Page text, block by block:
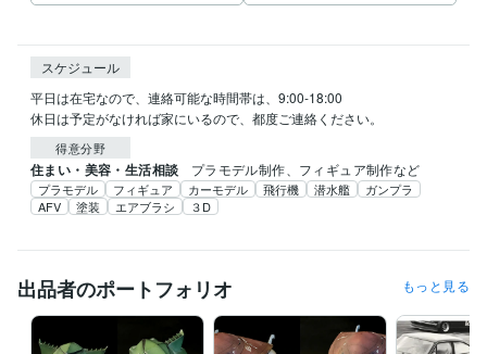
スケジュール
平日は在宅なので、連絡可能な時間帯は、9:00-18:00
休日は予定がなければ家にいるので、都度ご連絡ください。
得意分野
住まい・美容・生活相談 プラモデル制作、フィギュア制作など
プラモデル フィギュア カーモデル 飛行機 潜水艦
ガンプラ
AFV
塗装 エアブラシ ３D
出品者のポートフォリオ もっと見る